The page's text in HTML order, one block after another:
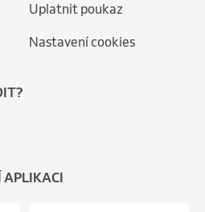
Uplatnit poukaz
Nastavení cookies
APLIKACI